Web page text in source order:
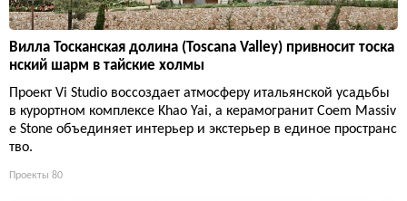
Вилла Тосканская долина (Toscana Valley) привносит тоска
нский шарм в тайские холмы
Проект Vi Studio воссоздает атмосферу итальянской усадьбы
в курортном комплексе Khao Yai, а керамогранит Coem Massiv
e Stone объединяет интерьер и экстерьер в единое пространс
тво.
Проекты 80